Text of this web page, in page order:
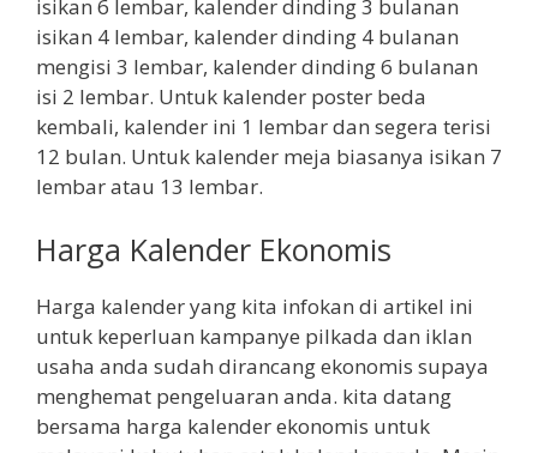
isikan 6 lembar, kalender dinding 3 bulanan
isikan 4 lembar, kalender dinding 4 bulanan
mengisi 3 lembar, kalender dinding 6 bulanan
isi 2 lembar. Untuk kalender poster beda
kembali, kalender ini 1 lembar dan segera terisi
12 bulan. Untuk kalender meja biasanya isikan 7
lembar atau 13 lembar.
Harga Kalender Ekonomis
Harga kalender yang kita infokan di artikel ini
untuk keperluan kampanye pilkada dan iklan
usaha anda sudah dirancang ekonomis supaya
menghemat pengeluaran anda. kita datang
bersama harga kalender ekonomis untuk